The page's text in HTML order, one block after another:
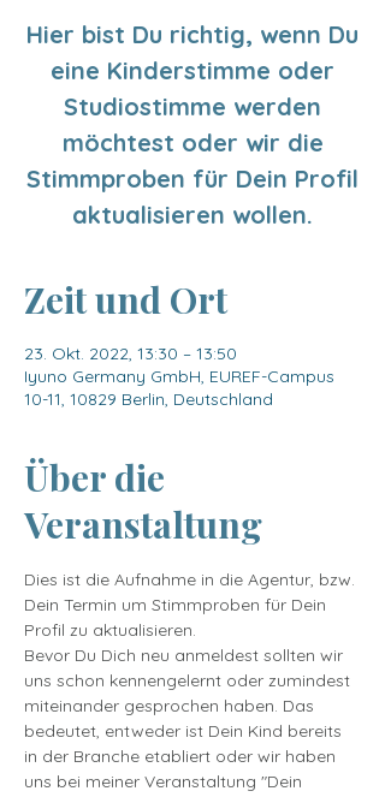
Hier bist Du richtig, wenn Du
eine Kinderstimme oder
Studiostimme werden
möchtest oder wir die
Stimmproben für Dein Profil
aktualisieren wollen.
Zeit und Ort
23. Okt. 2022, 13:30 – 13:50
Iyuno Germany GmbH, EUREF-Campus
10-11, 10829 Berlin, Deutschland
Über die
Veranstaltung
Dies ist die Aufnahme in die Agentur, bzw.
Dein Termin um Stimmproben für Dein
Profil zu aktualisieren.
Bevor Du Dich neu anmeldest sollten wir
uns schon kennengelernt oder zumindest
miteinander gesprochen haben. Das
bedeutet, entweder ist Dein Kind bereits
in der Branche etabliert oder wir haben
uns bei meiner Veranstaltung "Dein